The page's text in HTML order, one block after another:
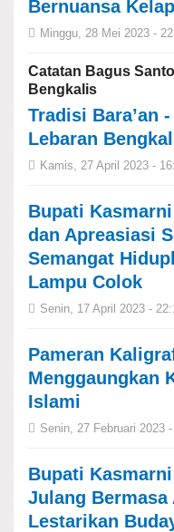
Bernuansa
Minggu, 28 Mei 2023 -
Catatan Bagus
Bengkalis
Tradisi Bara’an
Lebaran
Kamis, 27 April 2023 -
Bupati
dan Apreasiasi
Semangat
Lampu Colok
Senin, 17 April 2023 -
Pameran
Menggaungkan
Islami
Senin, 27 Februari 2023
Bupati
Julang Bermasa
Lestarikan